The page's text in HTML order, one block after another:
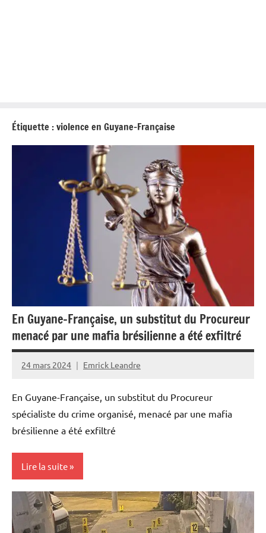
Étiquette :violence en Guyane-Française
En Guyane-Française, un substitut du Procureur
menacé par une mafia brésilienne a été exfiltré
24 mars 2024 Emrick Leandre
En Guyane-Française, un substitut du Procureur
spécialiste du crime organisé, menacé par une mafia
brésilienne a été exfiltré
Lire la suite
Antilles-
Guyane